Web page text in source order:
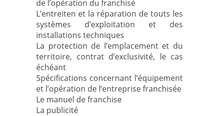
de l’opération du franchisé
L’entreiten et la réparation de touts les
systèmes d’exploitation et des
installations techniques
La protection de l’emplacement et du
territoire, contrat d’exclusivité, le cas
échéant
Spécifications concernant l’équipement
et l’opération de l’entreprise franchisée
Le manuel de franchise
La publicité